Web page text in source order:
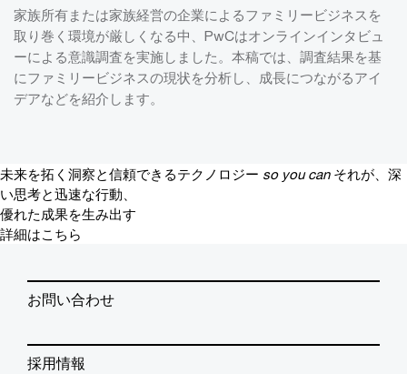
家族所有または家族経営の企業によるファミリービジネスを
取り巻く環境が厳しくなる中、PwCはオンラインインタビュ
ーによる意識調査を実施しました。本稿では、調査結果を基
にファミリービジネスの現状を分析し、成長につながるアイ
デアなどを紹介します。
未来を拓く洞察と信頼できるテクノロジー so you can それが、深
い思考と迅速な行動、
優れた成果を生み出す
詳細はこちら
お問い合わせ
採用情報